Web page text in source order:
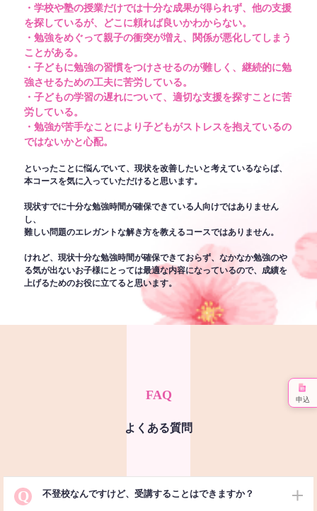
・学校や塾の授業だけでは十分な成果が得られず、他の支援
を探しているが、どこに頼れば良いかわからない。
・勉強をめぐって親子の衝突が増え、関係が悪化してしまう
ことがある。
・子どもに勉強の習慣をつけさせるのが難しく、継続的に勉
強させるための工夫に苦労している。
・子どもの学習の遅れについて、適切な支援を探すことに苦
労している。
・勉強が苦手なことにより子どもがストレスを抱えているの
ではないかと心配。
といったことに悩んでいて、現状を改善したいと考えているならば、
本コースを気に入っていただけると思います。
現状すでに十分な勉強時間が確保できている人向けではありません
し、
難しい問題のエレガントな解き方を教えるコースではありません。
けれど、現状十分な勉強時間が確保できておらず、なかなか勉強のや
る気が出ないお子様にとっては最適な内容になっているので、成績を
上げるためのお役に立てると思います。
FAQ
よくある質問
Q 不登校なんですけど、受講することはできますか？
申込